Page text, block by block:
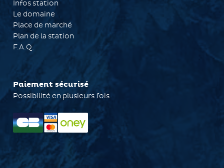
Infos station
Le domaine
Place de marché
Plan de la station
F.A.Q.
Paiement sécurisé
Possibilité en plusieurs fois